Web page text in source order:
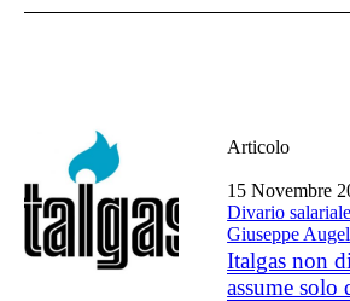
Articolo
15 Novembre
Divario salariale
Giuseppe
Italgas non
assume